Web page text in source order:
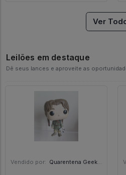
Ver
Leilões em destaque
Dê seus lances e aproveite as
Vendido por: Quarentena Geek Store - SP